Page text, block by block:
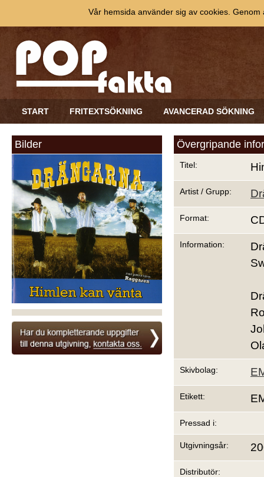
START FRITEXTSÖKNING AVANCERAD SÖKNING
Bilder Övergripande
Titel:
Artist / Grupp:
Format:
Information:
Skivbolag:
Etikett:
Pressad i:
Utgivningsår:
Distributör:
Vår hemsida använder sig av cookies.